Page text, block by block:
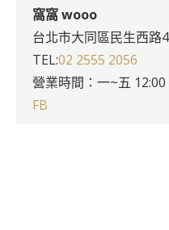
窩窩 wooo
台北市大同區民生西路
TEL:02 2555 2056
營業時間：一~五
FB